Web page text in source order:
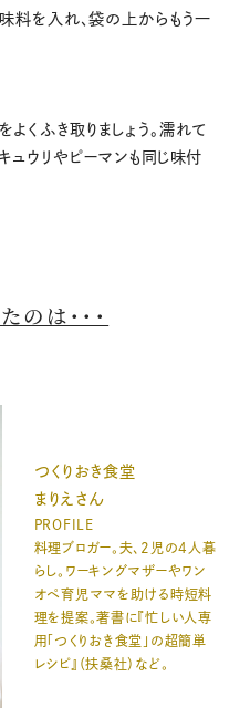
料を入れ、袋の上からもう一
くふき取りましょう。濡れて
ュウリやピーマンも同じ味付
のは・・・
つくりおき食堂
まりえさん
PROFILE
料理ブロガー。夫、2児の4人暮
らし。ワーキングマザーやワン
オペ育児ママを助ける時短料
理を提案。著書に『忙しい人専
用「つくりおき食堂」の超簡単
レシピ』（扶桑社）など。